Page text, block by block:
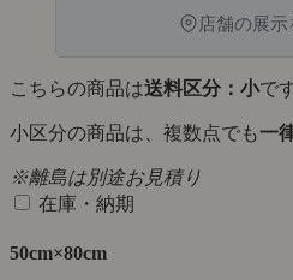
店舗の展
こちらの商品は送料区分：小で
小区分の商品は、複数点でも一
※離島は別途お見積り
在庫・納期
50cm×80cm